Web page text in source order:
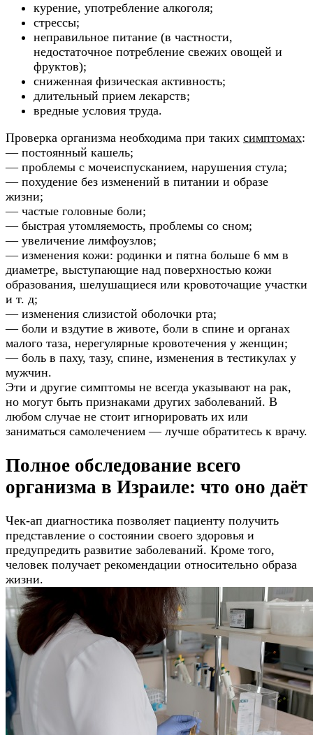
курение, употребление алкоголя;
стрессы;
неправильное питание (в частности,
недостаточное потребление свежих овощей и
фруктов);
сниженная физическая активность;
длительный прием лекарств;
вредные условия труда.
Проверка организма необходима при таких симптомах:
— постоянный кашель;
— проблемы с мочеиспусканием, нарушения стула;
— похудение без изменений в питании и образе
жизни;
— частые головные боли;
— быстрая утомляемость, проблемы со сном;
— увеличение лимфоузлов;
— изменения кожи: родинки и пятна больше 6 мм в
диаметре, выступающие над поверхностью кожи
образования, шелушащиеся или кровоточащие участки
и т. д;
— изменения слизистой оболочки рта;
— боли и вздутие в животе, боли в спине и органах
малого таза, нерегулярные кровотечения у женщин;
— боль в паху, тазу, спине, изменения в тестикулах у
мужчин.
Эти и другие симптомы не всегда указывают на рак,
но могут быть признаками других заболеваний. В
любом случае не стоит игнорировать их или
заниматься самолечением — лучше обратитесь к врачу.
Полное обследование всего
организма в Израиле: что оно даёт
Чек-ап диагностика позволяет пациенту получить
представление о состоянии своего здоровья и
предупредить развитие заболеваний. Кроме того,
человек получает рекомендации относительно образа
жизни.